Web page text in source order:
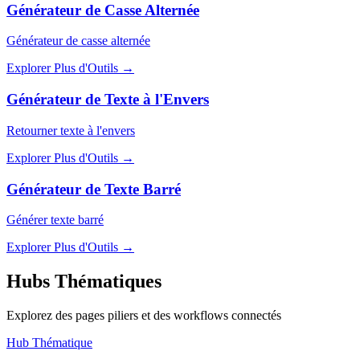
Générateur de Casse Alternée
Générateur de casse alternée
Explorer Plus d'Outils →
Générateur de Texte à l'Envers
Retourner texte à l'envers
Explorer Plus d'Outils →
Générateur de Texte Barré
Générer texte barré
Explorer Plus d'Outils →
Hubs Thématiques
Explorez des pages piliers et des workflows connectés
Hub Thématique